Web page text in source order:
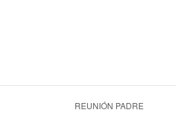
REUNIÓN PADRE